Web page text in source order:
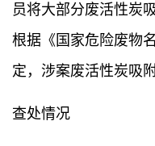
员将大部分废活性炭
根据《国家危险废物
定，涉案废活性炭吸
查处情况